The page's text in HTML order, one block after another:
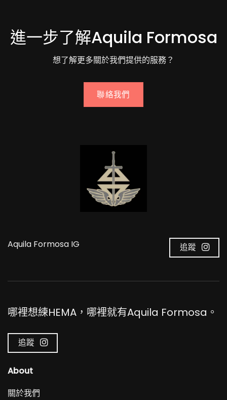
進一步了解Aquila Formosa
想了解更多關於我們提供的服務？
聯絡我們
Aquila Formosa IG 追蹤
哪裡想練HEMA，哪裡就有Aquila Formosa。
追蹤
About
關於我們